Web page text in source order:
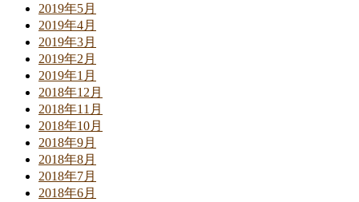
2019年5月
2019年4月
2019年3月
2019年2月
2019年1月
2018年12月
2018年11月
2018年10月
2018年9月
2018年8月
2018年7月
2018年6月